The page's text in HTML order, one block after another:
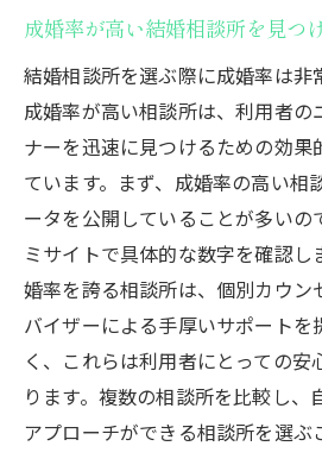
あなたの婚活を支える東京
法
都市型ライフスタイル
交通アクセス便利な相
地元密着型サービスの
情報収集を効率化する
相談所の地理的優位性
東京都の結婚相談所で
基づくサポート
婚活をご検討中の皆様へ
成婚率が高い結婚相談所を見つ
結婚相談所を選ぶ際に成婚率は非
成婚率が高い相談所は、利用者の
ナーを迅速に見つけるための効果
ています。まず、成婚率の高い相
ータを公開していることが多いの
ミサイトで具体的な数字を確認し
婚率を誇る相談所は、個別カウン
バイザーによる手厚いサポートを
く、これらは利用者にとっての安
ります。複数の相談所を比較し、
アプローチができる相談所を選ぶ